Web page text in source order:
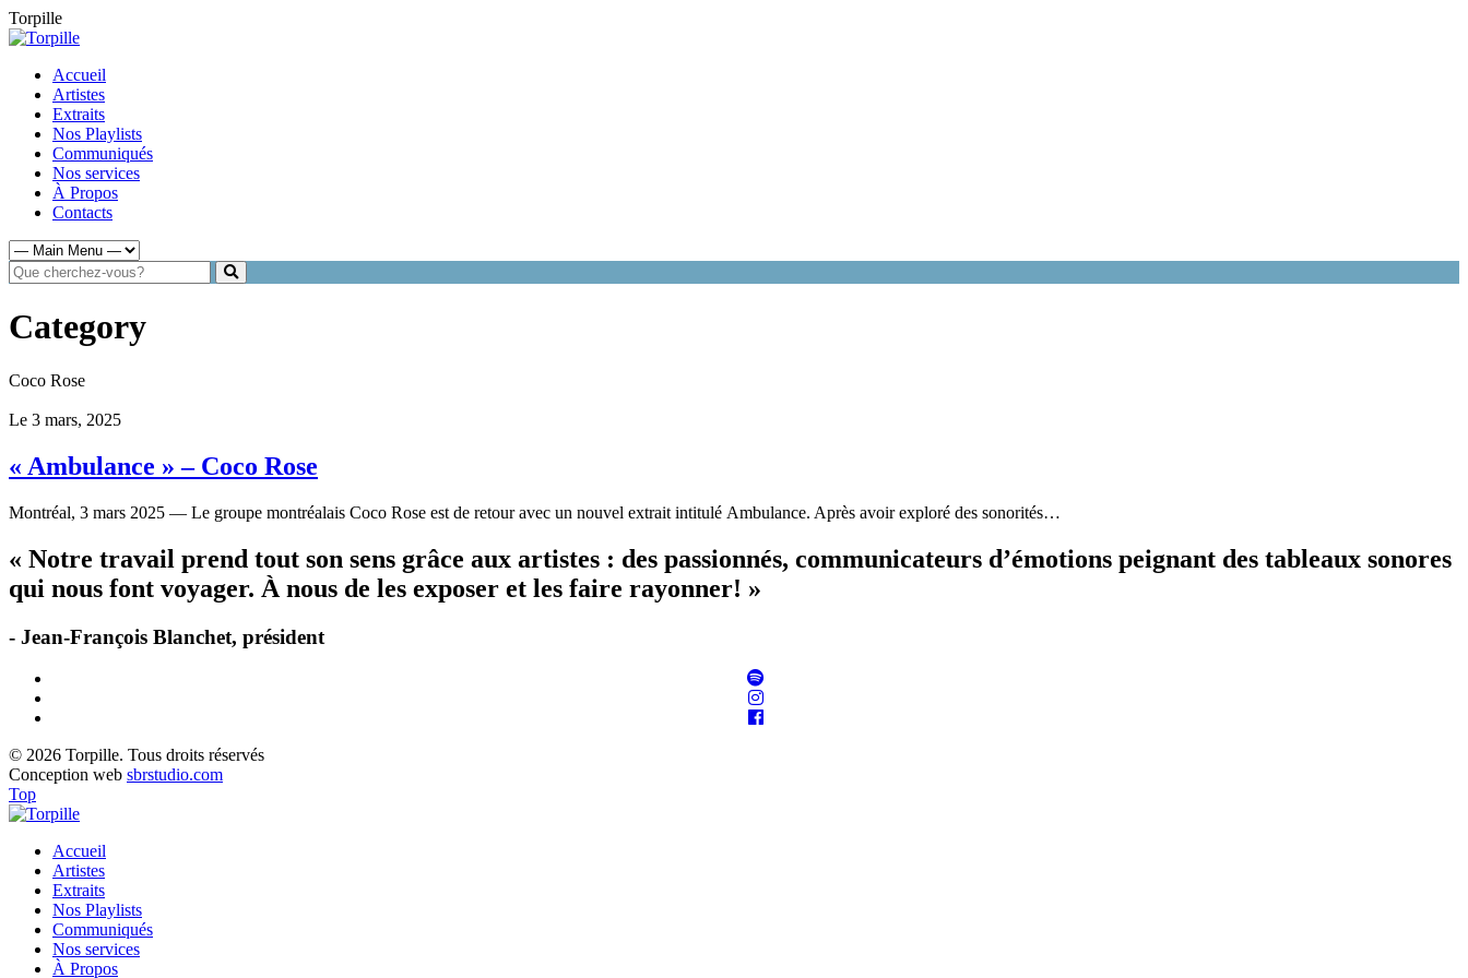
Torpille
Accueil
Artistes
Extraits
Nos Playlists
Communiqués
Nos services
À Propos
Contacts
Category
Coco Rose
Le 3 mars, 2025
« Ambulance » – Coco Rose
Montréal, 3 mars 2025 — Le groupe montréalais Coco Rose est de retour avec un nouvel extrait intitulé Ambulance. Après avoir exploré des sonorités…
« Notre travail prend tout son sens grâce aux artistes : des passionnés, communicateurs d’émotions peignant des tableaux sonores
qui nous font voyager. À nous de les exposer et les faire rayonner! »
- Jean-François Blanchet, président
© 2026 Torpille. Tous droits réservés
Conception web sbrstudio.com
Top
Accueil
Artistes
Extraits
Nos Playlists
Communiqués
Nos services
À Propos